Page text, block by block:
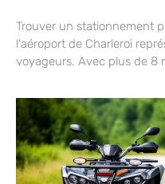
Trouver un stationnement
l'aéroport de Charleroi
voyageurs. Avec plus de 8